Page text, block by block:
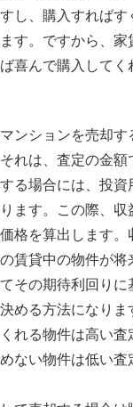
し、購入すればす
す。ですから、
喜んで購入してく
ンションを売却す
れは、査定の金額
る場合には、投資
ます。この際、収
格を算出します。
賃貸中の物件が将
その期待利回りに
める方法になりま
れる物件は高い査
ない物件は低い査